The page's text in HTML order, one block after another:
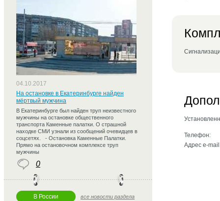
Телефон:
Адрес e-
04.10.2017
На остановке в Екатеринбурге найден
мёртвый мужчина
В Екатеринбурге был найден труп неизвестного
мужчины на остановке общественного
транспорта Каменные палатки. О страшной
находке СМИ узнали из сообщений очевидцев в
соцсетях. - Остановка Каменные Палатки.
Прямо на остановочном комплексе труп
мужчины
0
В России все новости раздела